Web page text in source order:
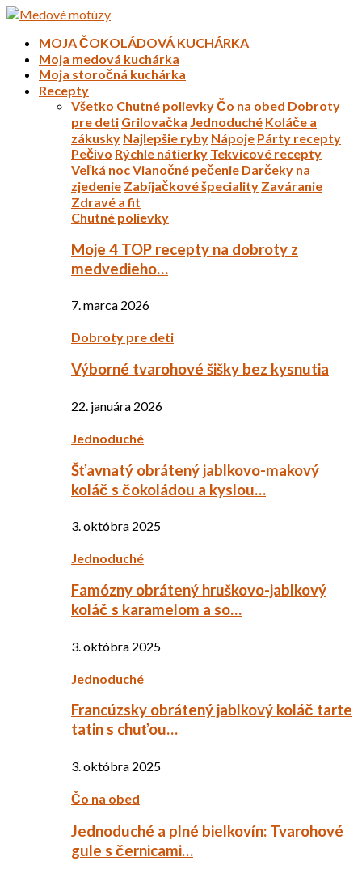
MOJA ČOKOLÁDOVÁ KUCHÁRKA
Moja medová kuchárka
Moja storočná kuchárka
Recepty
Všetko Chutné polievkyČo na obed Dobroty
pre deti Grilovačka Jednoduché Koláče a
zákusky Najlepšie ryby Nápoje Párty recepty
Pečivo Rýchle nátierky Tekvicové recepty
Veľká nocVianočné pečenie Darčeky na
zjedenie Zabíjačkové špeciality Zaváranie
Zdravé a fit
Chutné polievky
Moje 4 TOP recepty na dobroty z
medvedieho…
7. marca 2026
Dobroty pre deti
Výborné tvarohové šišky bez kysnutia
22. januára 2026
Jednoduché
Šťavnatý obrátený jablkovo-makový
koláč s čokoládou a kyslou…
3. októbra 2025
Jednoduché
Famózny obrátený hruškovo-jablkový
koláč s karamelom a so…
3. októbra 2025
Jednoduché
Francúzsky obrátený jablkový koláč tarte
tatin s chuťou…
3. októbra 2025
Čo na obed
Jednoduché a plné bielkovín: Tvarohové
gule s černicami…